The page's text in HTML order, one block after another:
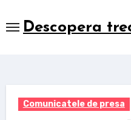
to
Descopera
Comunicatele de presa